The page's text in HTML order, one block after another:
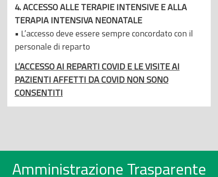
4. ACCESSO ALLE TERAPIE INTENSIVE E ALLA
TERAPIA INTENSIVA NEONATALE
• L’accesso deve essere sempre concordato con il
personale di reparto
L’ACCESSO AI REPARTI COVID E LE VISITE AI
PAZIENTI AFFETTI DA COVID NON SONO
CONSENTITI
Amministrazione Trasparente